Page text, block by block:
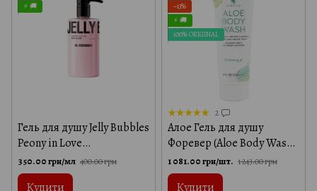
⚡ 🚚
Гель для душу Jelly Bubbles
Peony in Love
Mr.SCRUBBER
350.00 грн/мл 400.00 грн
Купити
−13%
⚡ 🚚
100% ORIGINAL
2
Алое Гель для душу
Форевер (Aloe Body Wash)
Forever Living, 236 мл
1 081.00 грн/шт. 1 243.00 грн
Купити